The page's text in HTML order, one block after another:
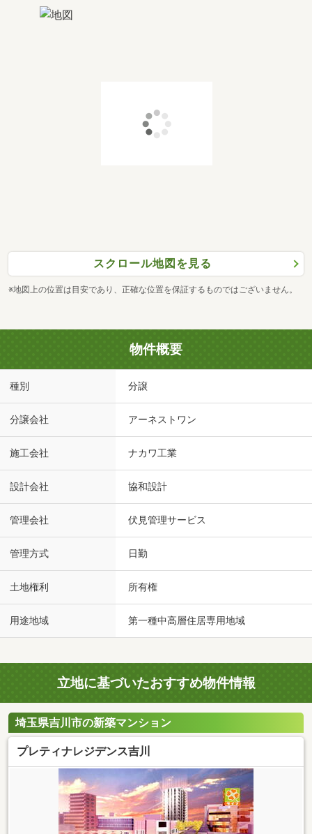
スクロール地図を見る
※地図上の位置は目安であり、正確な位置を保証するものではございません。
物件概要
種別 分譲
分譲会社 アーネストワン
施工会社 ナカワ工業
設計会社 協和設計
管理会社 伏見管理サービス
管理方式 日勤
土地権利 所有権
用途地域 第一種中高層住居専用地域
立地に基づいたおすすめ物件情報
埼玉県吉川市の新築マンション
プレティナレジデンス吉川